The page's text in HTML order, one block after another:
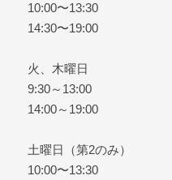
10:00〜13:30
14:30〜19:00
火、木曜日
9:30～13:00
14:00～19:00
土曜日（第2のみ）
10:00〜13:30